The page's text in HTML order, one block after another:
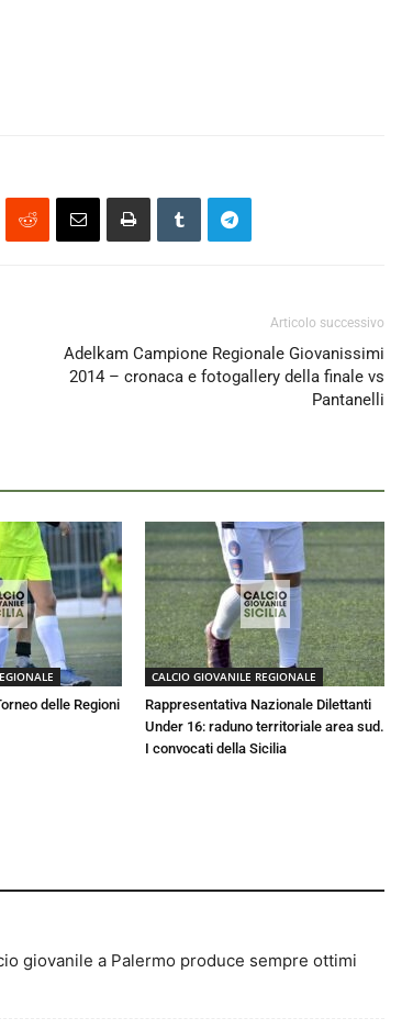
Articolo successivo
Adelkam Campione Regionale Giovanissimi
2014 – cronaca e fotogallery della finale vs
Pantanelli
delle Regioni
CALCIO GIOVANILE REGIONALE
Rappresentativa Nazionale Dilettanti
Under 16: raduno territoriale area sud.
I convocati della Sicilia
giovanile a Palermo produce sempre ottimi